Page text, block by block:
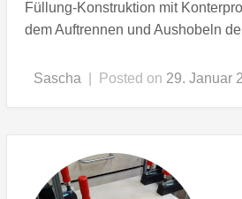
Füllung-Konstruktion mit
dem Auftrennen und Aushobeln
Sascha Posted on 29. Januar